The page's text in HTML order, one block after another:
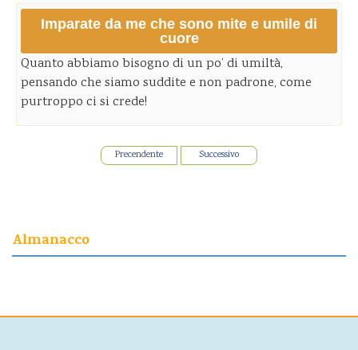
Imparate da me che sono mite e umile di
cuore
Quanto abbiamo bisogno di un po’ di umiltà,
pensando che siamo suddite e non padrone, come
purtroppo ci si crede!
Precendente Successivo
Almanacco